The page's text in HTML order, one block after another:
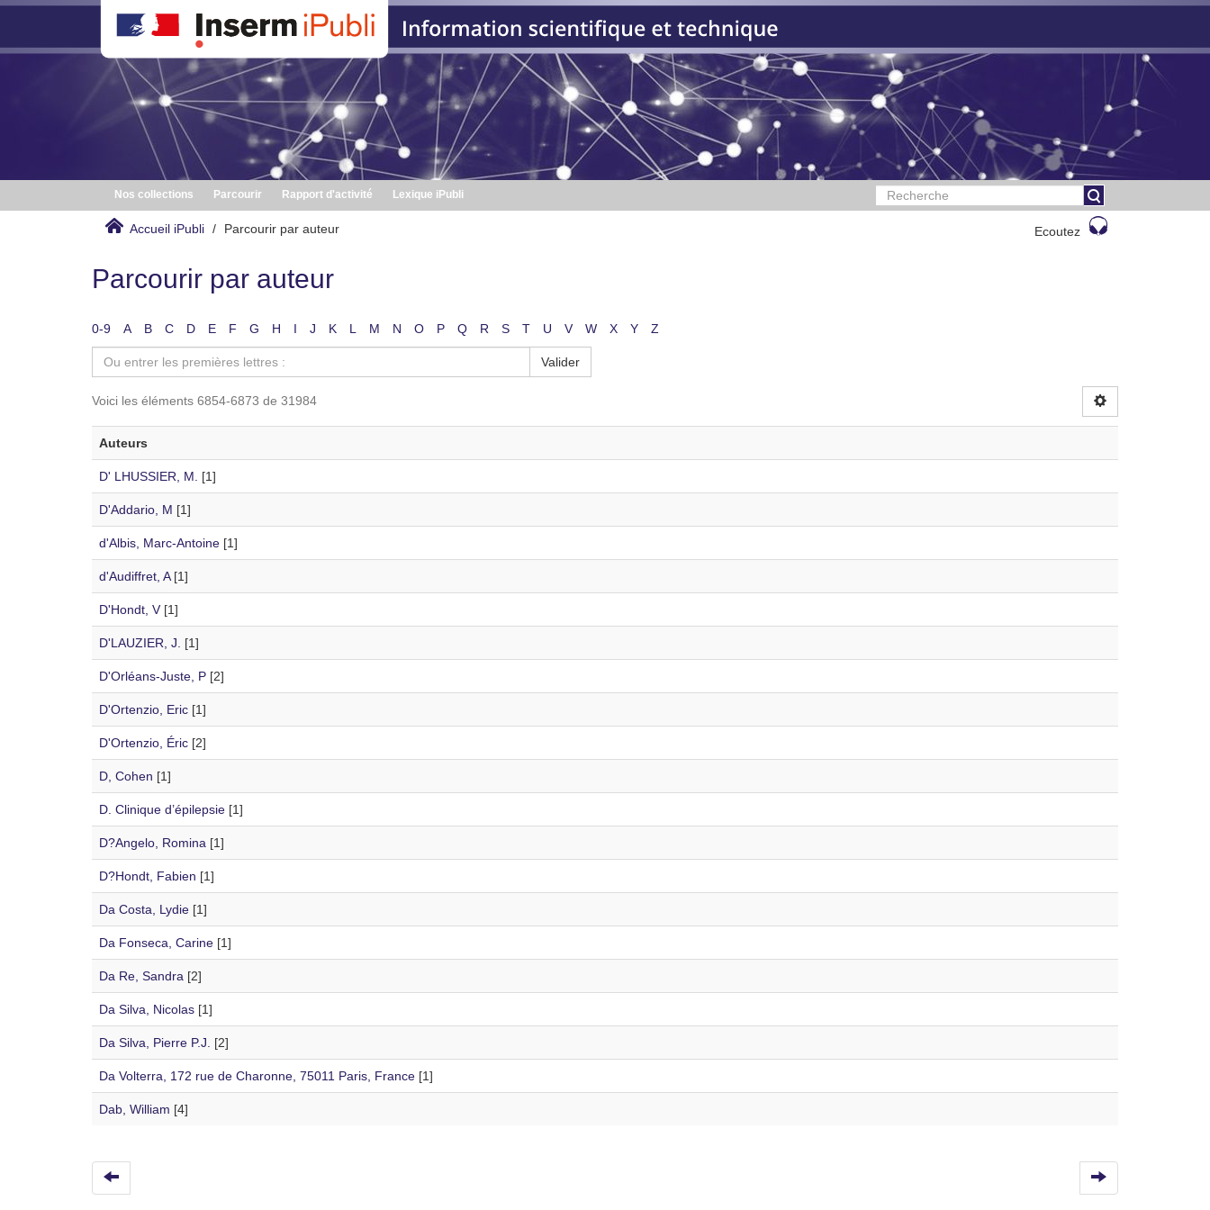
Nos collections Parcourir Rapport d'activité Lexique iPubli
Accueil iPubli Parcourir par auteur Ecoutez
Parcourir par auteur
0-9 A B C D E F G H I J K L M N O P Q R S T U V W X Y Z
Valider
Voici les éléments 6854-6873 de 31984
Auteurs
D' LHUSSIER, M. [1]
D'Addario, M [1]
d'Albis, Marc-Antoine [1]
d'Audiffret, A[1]
D'Hondt, V [1]
D'LAUZIER, J. [1]
D'Orléans-Juste, P [2]
D'Ortenzio, Eric [1]
D'Ortenzio, Éric [2]
D, Cohen [1]
D. Clinique d’épilepsie [1]
D?Angelo, Romina [1]
D?Hondt, Fabien [1]
Da Costa, Lydie [1]
Da Fonseca, Carine [1]
Da Re, Sandra [2]
Da Silva, Nicolas [1]
Da Silva, Pierre P.J. [2]
Da Volterra, 172 rue de Charonne, 75011 Paris, France [1]
Dab, William [4]